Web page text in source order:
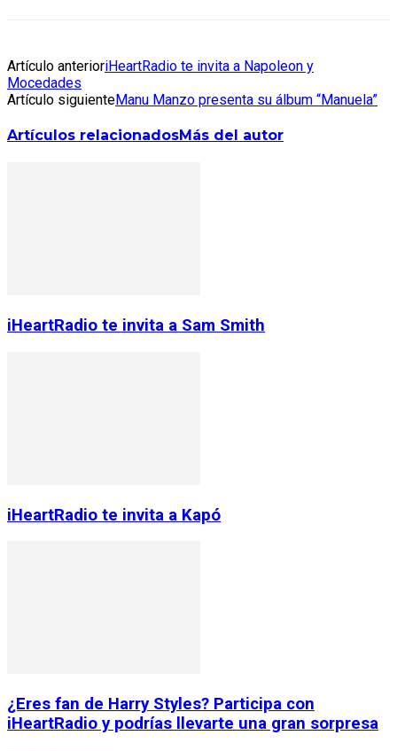
Artículo anterioriHeartRadio te invita a Napoleon y
Mocedades
Artículo siguienteManu Manzo presenta su álbum “Manuela”
Artículos relacionadosMás del autor
iHeartRadio te invita a Sam Smith
iHeartRadio te invita a Kapó
¿Eres fan de Harry Styles? Participa con
iHeartRadio y podrías llevarte una gran sorpresa